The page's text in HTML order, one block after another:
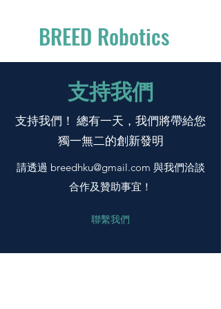
BREED Robotics
支持我們
支持我們！ 總有一天，我們將帶給您
獨一無二的創新發明
請透過 breedhku@gmail.com 與我們洽談
合作及贊助事宜！
聯繫我們